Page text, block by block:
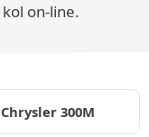
on-line.
Chrysler 300M